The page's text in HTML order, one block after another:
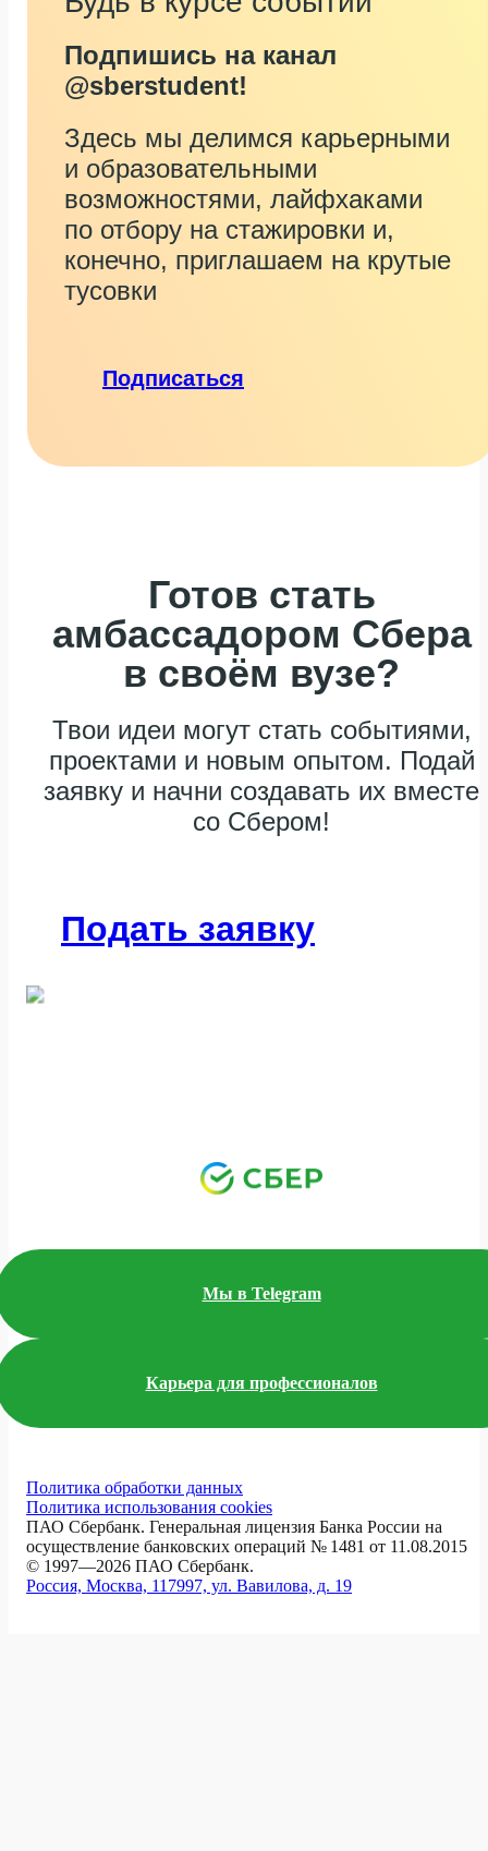
Подпишись на канал
@sberstudent!
Здесь мы делимся карьерными
и образовательными
возможностями, лайфхаками
по отбору на стажировки и,
конечно, приглашаем на крутые
тусовки
Подписаться
Готов стать
амбассадором Сбера
в своём вузе?
Твои идеи могут стать событиями,
проектами и новым опытом. Подай
заявку и начни создавать их вместе
со Сбером!
Подать заявку
Мы в Telegram
Карьера для профессионалов
© 1997—2026 ПАО Сбербанк.
Россия, Москва, 117997, ул. Вавилова, д. 19
ПАО Сбербанк. Генеральная лицензия Банка России на
осуществление банковских операций № 1481 от 11.08.2015
Политика обработки данных
Политика использования cookies